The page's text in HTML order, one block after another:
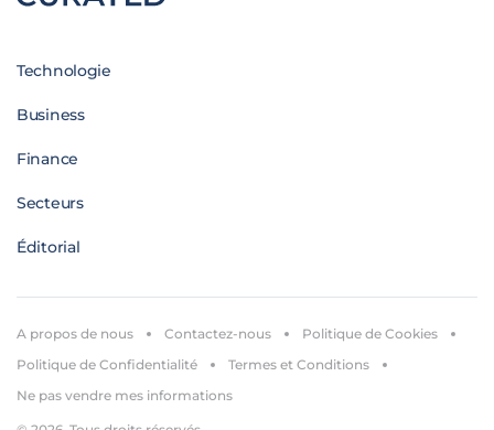
Technologie
Business
Finance
Secteurs
Éditorial
A propos de nous Contactez-nous
Politique de Cookies
Politique de Confidentialité
Termes et Conditions
Ne pas vendre mes informations